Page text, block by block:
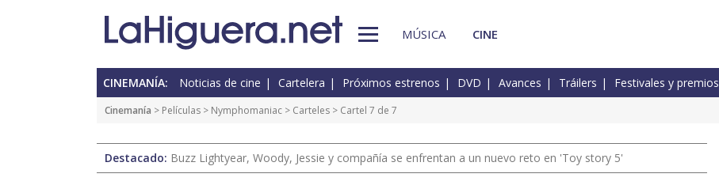
MÚSICA CINE
CINEMANÍA: Noticias de cine Cartelera Próximos estrenos DVD Avances Tráilers Festivales y premios
Cinemanía > Películas > Nymphomaniac > Carteles > Cartel 7 de 7
Destacado: Buzz Lightyear, Woody, Jessie y compañía se enfrentan a un nuevo reto en 'Toy story 5'